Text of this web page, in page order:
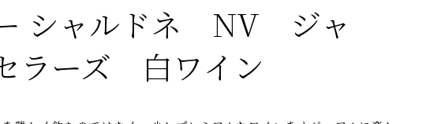
シャルドネ NV ジャ
ラーズ 白ワイン